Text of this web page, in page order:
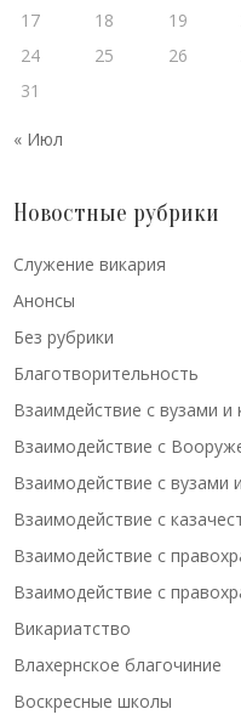
17 18 19
24
25 26
31
« Июл
Новостные рубрики
Cлужение викария
Анонсы
Без рубрики
Благотворительность
Взаимдействие с вузами
Взаимодействие с
Взаимодействие с вузами
Взаимодействие с
Взаимодействие с
Взаимодействие с
Викариатство
Влахернское благочиние
Воскресные школы